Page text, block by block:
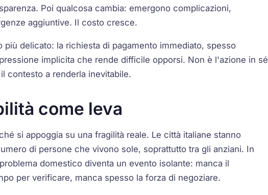
Poi qualcosa cambia: emergono complicazioni,
aggiuntive. Il costo cresce.
più delicato: la richiesta di pagamento immediato, spesso
implicita che rende difficile opporsi. Non è l'azione in sé
contesto a renderla inevitabile.
come leva
si appoggia su una fragilità reale. Le città italiane stanno
di persone che vivono sole, soprattutto tra gli anziani. In
domestico diventa un evento isolante: manca il
per verificare, manca spesso la forza di negoziare.